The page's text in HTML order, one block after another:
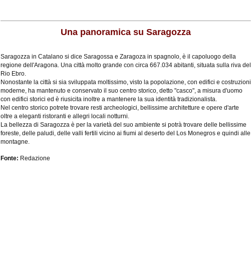
Una panoramica su Saragozza
Saragozza in Catalano si dice Saragossa e Zaragoza in spagnolo, è il capoluogo della
regione dell'Aragona. Una città molto grande con circa 667.034 abitanti, situata sulla riva del
Rio Ebro.
Nonostante la città si sia sviluppata moltissimo, visto la popolazione, con edifici e costruzioni
moderne, ha mantenuto e conservato il suo centro storico, detto "casco", a misura d'uomo
con edifici storici ed è riusicita inoltre a mantenere la sua identità tradizionalista.
Nel centro storico potrete trovare resti archeologici, bellissime architetture e opere d'arte
oltre a eleganti ristoranti e allegri locali notturni.
La bellezza di Saragozza è per la varietà del suo ambiente si potrà trovare delle bellissime
foreste, delle paludi, delle valli fertili vicino ai fiumi al deserto del Los Monegros e quindi alle
montagne.
Fonte: Redazione